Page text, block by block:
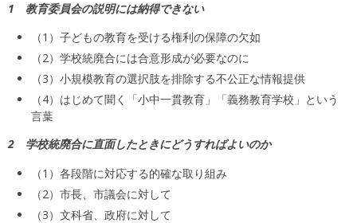
1 教育委員会の説明には納得できない
（1）子どもの教育を受ける権利の保障の欠如
（2）学校統廃合には合意形成が必要なのに
（3）小規模教育の選択肢を排除する不公正な情報提供
（4）はじめて聞く「小中一貫教育」「義務教育学校」という
言葉
2 学校統廃合に直面したときにどうすればよいのか
（1）各段階に対応する的確な取り組み
（2）市長、市議会に対して
（3）文科省、政府に対して